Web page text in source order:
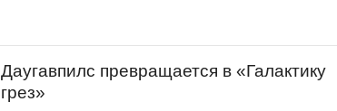
Даугавпилс превращается в «Галактику
грез»